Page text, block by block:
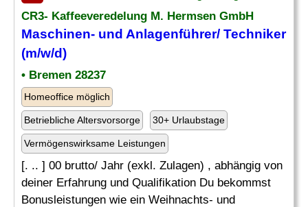
CR3- Kaffeeveredelung M. Hermsen GmbH
Maschinen- und Anlagenführer/ Techniker
(m/w/d)
• Bremen 28237
Homeoffice möglich
Betriebliche Altersvorsorge 30+ Urlaubstage
Vermögenswirksame Leistungen
[. .. ] 00 brutto/ Jahr (exkl. Zulagen) , abhängig von
deiner Erfahrung und Qualifikation Du bekommst
Bonusleistungen wie ein Weihnachts- und